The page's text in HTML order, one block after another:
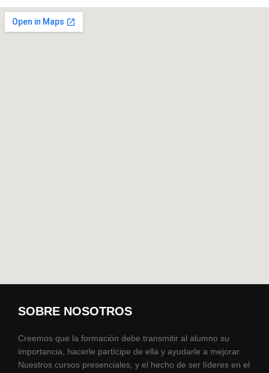
SOBRE NOSOTROS
Creemos que la formación debe transmitir al alumno su
importancia, hacerle partícipe de ella y ayudarle a mejorar.
Nuestros cursos presenciales, y el hecho de ser líderes en el